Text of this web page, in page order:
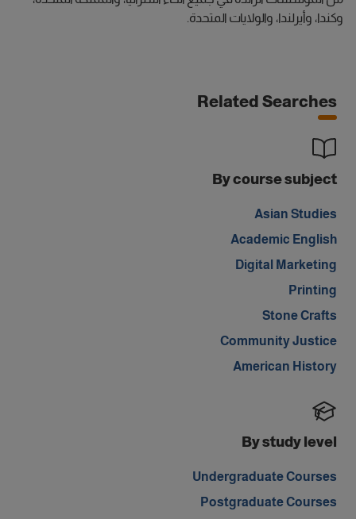
وكندا، وأيرلندا، والولايات المتحدة.
Related Searches
By course subject
Asian Studies
Academic English
Digital Marketing
Printing
Stone Crafts
Community Justice
American History
By study level
Undergraduate Courses
Postgraduate Courses